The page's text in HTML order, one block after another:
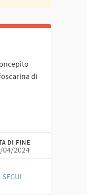
di
DI FINE
04/2024
17 SOSTENITORI
SEGUI